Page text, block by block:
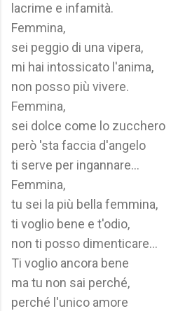
lacrime e infamità.
Femmina,
sei peggio di una vipera,
mi hai intossicato l'anima,
non posso più vivere.
Femmina,
sei dolce come lo zucchero
però 'sta faccia d'angelo
ti serve per ingannare...
Femmina,
tu sei la più bella femmina,
ti voglio bene e t'odio,
non ti posso dimenticare...
Ti voglio ancora bene
ma tu non sai perché,
perché l'unico amore